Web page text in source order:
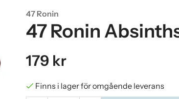
47 Ronin
47 Ronin
179 kr
Finns i lager för omgående leverans